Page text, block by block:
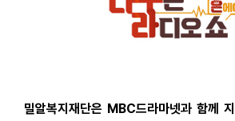
밀알복지재단은 MBC드라마넷과 함께